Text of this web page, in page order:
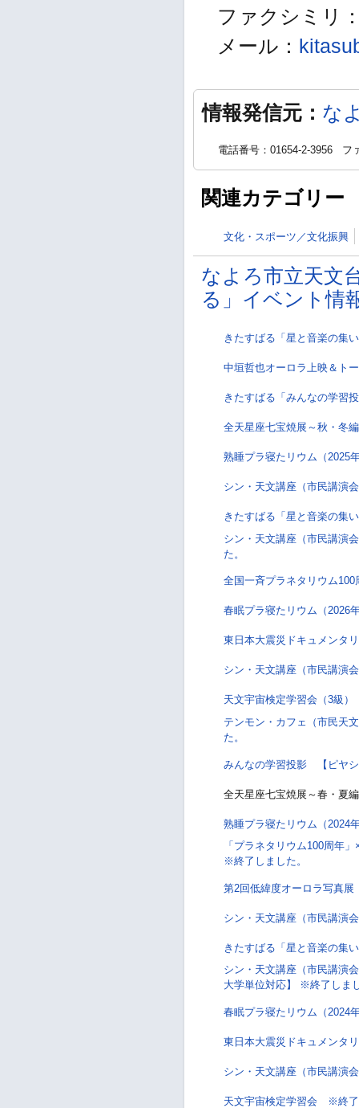
ファクシミリ
メール：
情報発信元： な
電話番号：01654-2-3956 フ
関連カテゴリー
文化・スポーツ／文化振興
なよろ市立天文
る」イベント情
きたすばる「星と音楽の
中垣哲也オーロラ上映＆ト
きたすばる「みんなの学習
全天星座七宝焼展～秋・
熟睡プラ寝たリウム（2025
シン・天文講座（市民講演
きたすばる「星と音楽の集
シン・天文講座（市民講演
た。
全国一斉プラネタリウム
春眠プラ寝たリウム（
東日本大震災ドキュメンタ
シン・天文講座（市民講演
天文宇宙検定学習会（3級）
テンモン・カフェ（市民
た。
みんなの学習投影 【ピヤ
全天星座七宝焼展～春・
熟睡プラ寝たリウム（
「プラネタリウム100周
※終了しました。
第2回低緯度オーロラ写真
シン・天文講座（市民講演
きたすばる「星と音楽の集
シン・天文講座（市民講演
大学単位対応】 ※終了しま
春眠プラ寝たリウム（
東日本大震災ドキュメンタ
シン・天文講座（市民講演
天文宇宙検定学習会 ※終了